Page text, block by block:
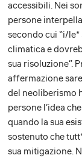
accessibili. Nei
persone
secondo cui “i/
climatica e
sua risoluzione”.
affermazione
del neoliberismo
persone l’idea
quando la sua
sostenuto che
sua mitigazione.